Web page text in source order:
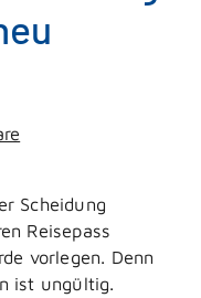
Scheidung
Reisepass
vorlegen. Denn
ist ungültig.